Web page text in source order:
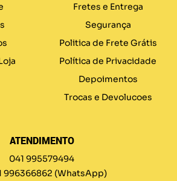
Fretes e Entrega
Segurança
Politica de Frete Grátis
Política de Privacidade
Depoimentos
Trocas e Devolucoes
ATENDIMENTO
041 995579494
996366862 (WhatsApp)